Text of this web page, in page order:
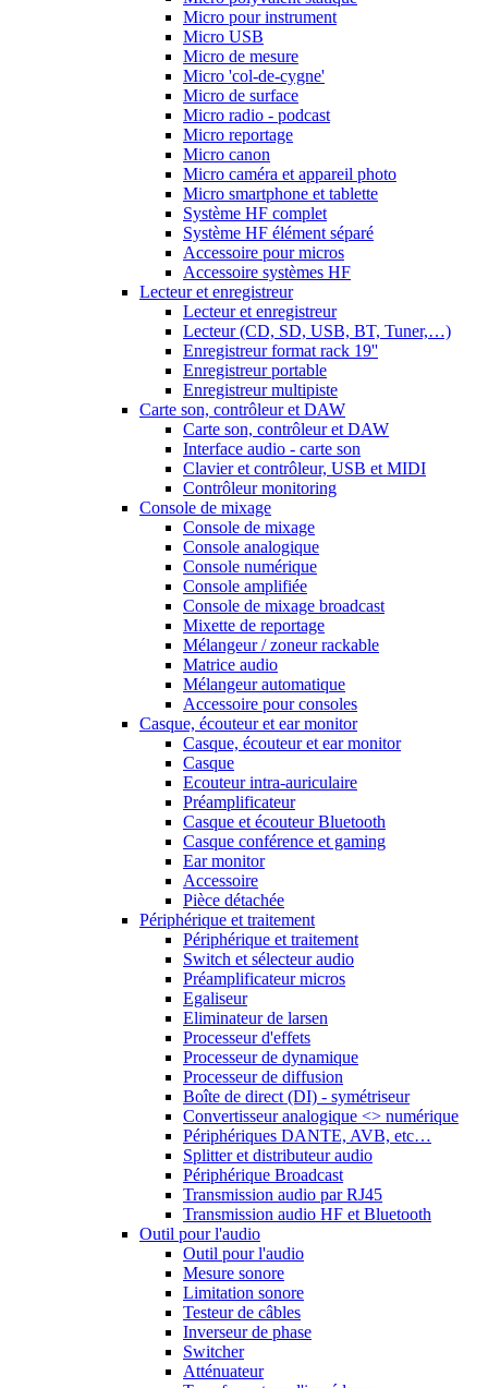
Micro pour instrument
Micro USB
Micro de mesure
Micro 'col-de-cygne'
Micro de surface
Micro radio - podcast
Micro reportage
Micro canon
Micro caméra et appareil photo
Micro smartphone et tablette
Système HF complet
Système HF élément séparé
Accessoire pour micros
Accessoire systèmes HF
Lecteur et enregistreur
Lecteur et enregistreur
Lecteur (CD, SD, USB, BT, Tuner,…)
Enregistreur format rack 19''
Enregistreur portable
Enregistreur multipiste
Carte son, contrôleur et DAW
Carte son, contrôleur et DAW
Interface audio - carte son
Clavier et contrôleur, USB et MIDI
Contrôleur monitoring
Console de mixage
Console de mixage
Console analogique
Console numérique
Console amplifiée
Console de mixage broadcast
Mixette de reportage
Mélangeur / zoneur rackable
Matrice audio
Mélangeur automatique
Accessoire pour consoles
Casque, écouteur et ear monitor
Casque, écouteur et ear monitor
Casque
Ecouteur intra-auriculaire
Préamplificateur
Casque et écouteur Bluetooth
Casque conférence et gaming
Ear monitor
Accessoire
Pièce détachée
Périphérique et traitement
Périphérique et traitement
Switch et sélecteur audio
Préamplificateur micros
Egaliseur
Eliminateur de larsen
Processeur d'effets
Processeur de dynamique
Processeur de diffusion
Boîte de direct (DI) - symétriseur
Convertisseur analogique <> numérique
Périphériques DANTE, AVB, etc…
Splitter et distributeur audio
Périphérique Broadcast
Transmission audio par RJ45
Transmission audio HF et Bluetooth
Outil pour l'audio
Outil pour l'audio
Mesure sonore
Limitation sonore
Testeur de câbles
Inverseur de phase
Switcher
Atténuateur